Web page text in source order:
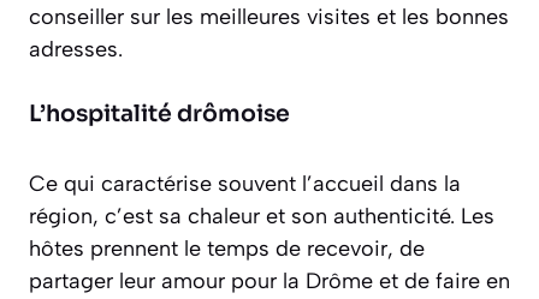
conseiller sur les meilleures visites et les bonnes
adresses.
L’hospitalité drômoise
Ce qui caractérise souvent l’accueil dans la
région, c’est sa chaleur et son authenticité. Les
hôtes prennent le temps de recevoir, de
partager leur amour pour la Drôme et de faire en